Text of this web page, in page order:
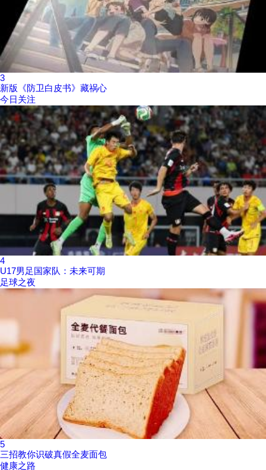
3
新版《防卫白皮书》藏祸心
今日关注
4
U17男足国家队：未来可期
足球之夜
5
三招教你识破真假全麦面包
健康之路